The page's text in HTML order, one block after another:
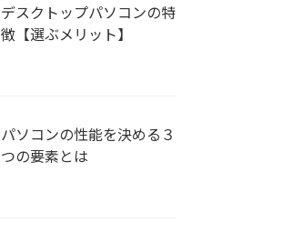
デスクトップパソコンの特
徴【選ぶメリット】
パソコンの性能を決める３
つの要素とは